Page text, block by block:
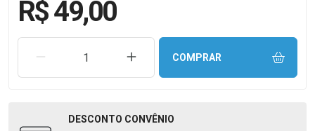
R$ 49,00
REMOVER UMA UNIDADEAUMENTAR UMA UNIDADE
COMPRAR
DESCONTO CONVÊNIO